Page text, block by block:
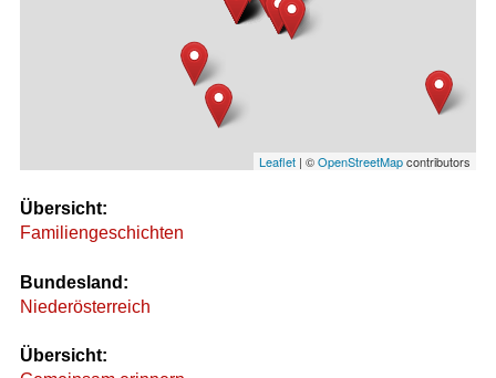
Leaflet | ©OpenStreetMapcontributors
Übersicht:
Familiengeschichten
Bundesland:
Niederösterreich
Übersicht: